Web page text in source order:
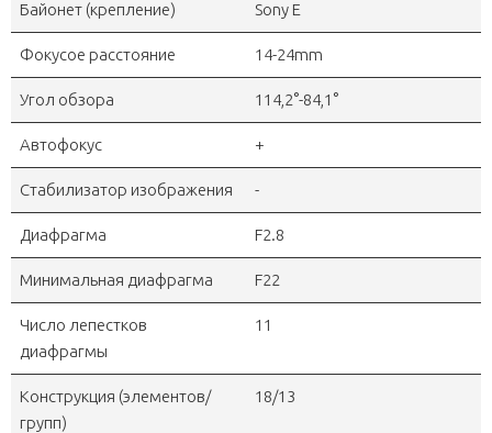
Байонет (крепление) Sony E
Фокусое расстояние 14-24mm
Угол обзора 114,2°-84,1°
Автофокус +
Стабилизатор изображения -
Диафрагма F2.8
Минимальная диафрагма F22
Число лепестков
диафрагмы
11
Конструкция (элементов/
групп)
18/13